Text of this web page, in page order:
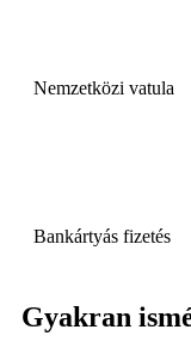
Nemzetközi vatula
Bankártyás fizetés
Gyakran